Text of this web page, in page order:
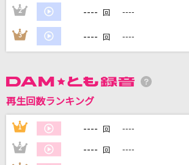
カラオケをもっと楽しもう！
自宅でカラオケ歌い放題！
家族や友達と一緒に！練習にも！
2 ---- 回 ----
3 ---- 回 ----
再生回数ランキング
1 ---- 回 ----
2 ---- 回 ----